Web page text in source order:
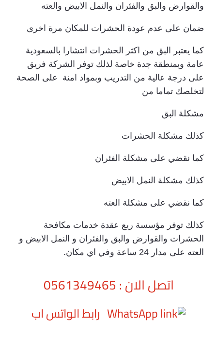
والقوارض والبق والفئران والنمل الابيض والعته
ضمان على عدم عودة الحشرات للمكان مرة اخرى
كما يعتبر البق من اكثر الحشرات انتشارا بالسعودية
عامة وبمنطقة جدة خاصة لذلك توفر الشركة فريق
على درجة عالية من التدريب وبمواد امنة على الصحة
لتخلصك تماما من
مشكلة البق
كذلك مشكلة الحشرات
كما نقضي على مشكلة الفئران
كذلك مشكلة النمل الابيض
كما نقضي على مشكلة العته
كذلك توفر مؤسسة ريع عقدة خدمات مكافحة
الحشرات والقوارض والبق والفئران و النمل الابيض و
العته على مدار 24 ساعة وفي اي مكان.
اتصل الان : 0561349465
رابط الواتس اب